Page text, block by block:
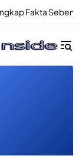
Sebenarnya